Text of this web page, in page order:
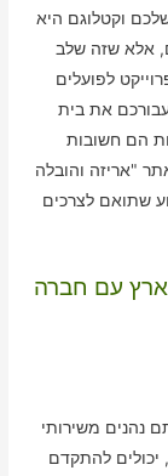
וקטלוגם היא
אלא שזה שלב
לפועלים
את בית
הם חשובות
"אריזה והובלה
שתואם לצרכים
עם חברה
נהנים משירותי
יכולים להתקדם